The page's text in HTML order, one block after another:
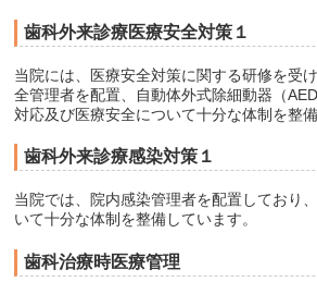
歯科外来診療医療安全対策１
当院には、医療安全対策に関する研修を受
全管理者を配置、自動体外式除細動器（
対応及び医療安全について十分な体制を整備
歯科外来診療感染対策１
当院では、院内感染管理者を配置しており
いて十分な体制を整備しています。
歯科治療時医療管理